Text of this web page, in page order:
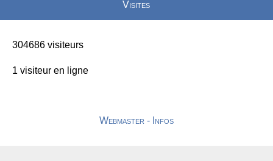
Visites
304686 visiteurs
1 visiteur en ligne
Webmaster - Infos